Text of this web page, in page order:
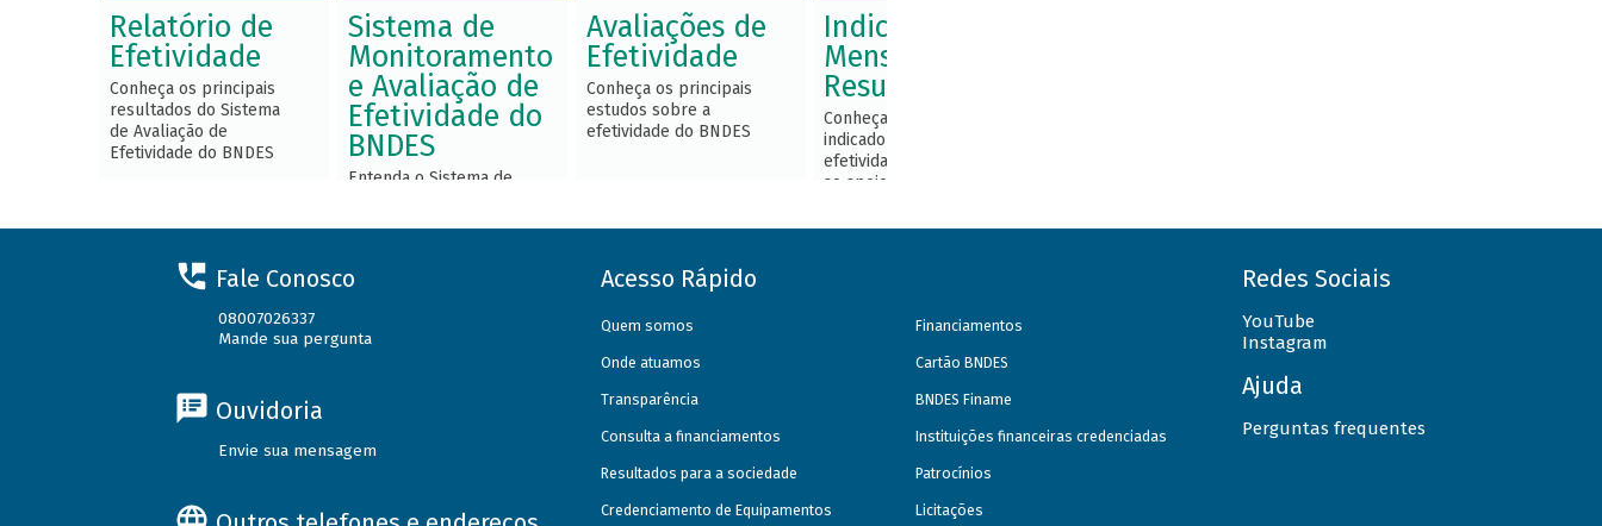
Relatório de
Efetividade
Conheça os principais
resultados do Sistema
de Avaliação de
Efetividade do BNDES
Sistema de
Monitoramento
e Avaliação de
Efetividade do
BNDES
Entenda o Sistema de
processos
Avaliações de
Efetividade
Conheça os principais
estudos sobre a
efetividade do BNDES
Indicadores –
Mensuração de
Resultados
Conheça os principais
indicadores de eficácia e
efetividade associados
ao apoio do BNDES
Fale Conosco
08007026337
Mande sua pergunta
Ouvidoria
Envie sua mensagem
Acesso Rápido
Quem somos
Onde atuamos
Transparência
Consulta a financiamentos
Resultados para a sociedade
Credenciamento de Equipamentos
Financiamentos
Cartão BNDES
BNDES Finame
Instituições financeiras credenciadas
Patrocínios
Licitações
Redes Sociais
YouTube
Instagram
Ajuda
Perguntas frequentes